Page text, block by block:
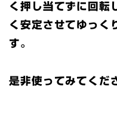
く押し当てずに回転
く安定させてゆっく
す。
是非使ってみてくだ